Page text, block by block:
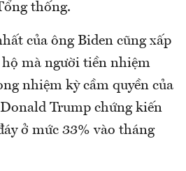
thống.
của ông Biden cũng xấp
mà người tiền nhiệm
nhiệm kỳ cầm quyền của
Trump chứng kiến
ở mức 33% vào tháng